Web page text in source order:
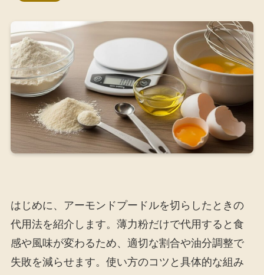
はじめに、アーモンドプードルを切らしたときの
代用法を紹介します。薄力粉だけで代用すると食
感や風味が変わるため、適切な割合や油分調整で
失敗を減らせます。使い方のコツと具体的な組み